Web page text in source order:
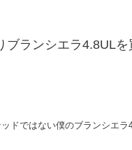
ブランシエラ4.8UL
ドではない僕のブランシエラ